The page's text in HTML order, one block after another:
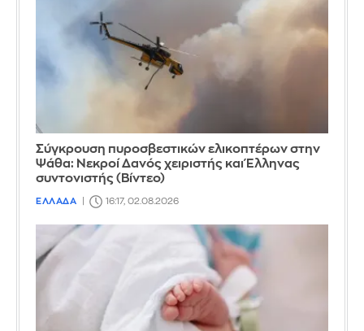
Σύγκρουση πυροσβεστικών ελικοπτέρων στην
Ψάθα: Νεκροί Δανός χειριστής και Έλληνας
συντονιστής (Βίντεο)
ΕΛΛΑΔΑ 16:17, 02.08.2026